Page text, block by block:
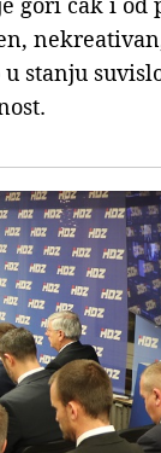
stanju